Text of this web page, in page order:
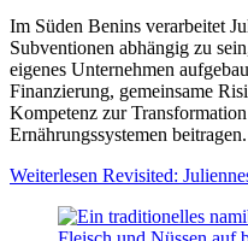
Im Süden Benins verarbeitet
Subventionen abhängig zu
eigenes Unternehmen
Finanzierung, gemeinsame
Kompetenz zur
Ernährungssystemen beitragen.
Weiterlesen Revisited: